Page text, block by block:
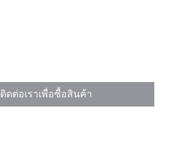
ติดต่อเราเพื่อซื้อสินค้า